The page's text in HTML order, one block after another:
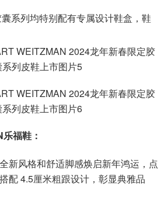
系列均特别配有专属设计鞋盒，鞋
福鞋：
新风格和舒适脚感焕启新年鸿运，点
配 4.5厘米粗跟设计，彰显典雅品